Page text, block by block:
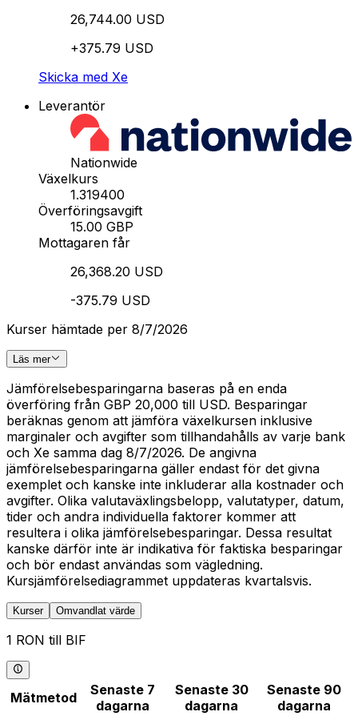
26,744.00 USD
+375.79 USD
Skicka med Xe
Leverantör
Nationwide
Växelkurs
1.319400
Överföringsavgift
15.00 GBP
Mottagaren får
26,368.20 USD
-375.79 USD
Kurser hämtade per 8/7/2026
Läs mer
Jämförelsebesparingarna baseras på en enda
överföring från GBP 20,000 till USD. Besparingar
beräknas genom att jämföra växelkursen inklusive
marginaler och avgifter som tillhandahålls av varje bank
och Xe samma dag 8/7/2026. De angivna
jämförelsebesparingarna gäller endast för det givna
exemplet och kanske inte inkluderar alla kostnader och
avgifter. Olika valutaväxlingsbelopp, valutatyper, datum,
tider och andra individuella faktorer kommer att
resultera i olika jämförelsebesparingar. Dessa resultat
kanske därför inte är indikativa för faktiska besparingar
och bör endast användas som vägledning.
Kursjämförelsediagrammet uppdateras kvartalsvis.
Kurser Omvandlat värde
1 RON till BIF
Mätmetod
Senaste 7
dagarna
Senaste 30
dagarna
Senaste 90
dagarna